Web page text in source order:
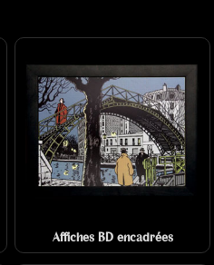
Affiches BD encadrées